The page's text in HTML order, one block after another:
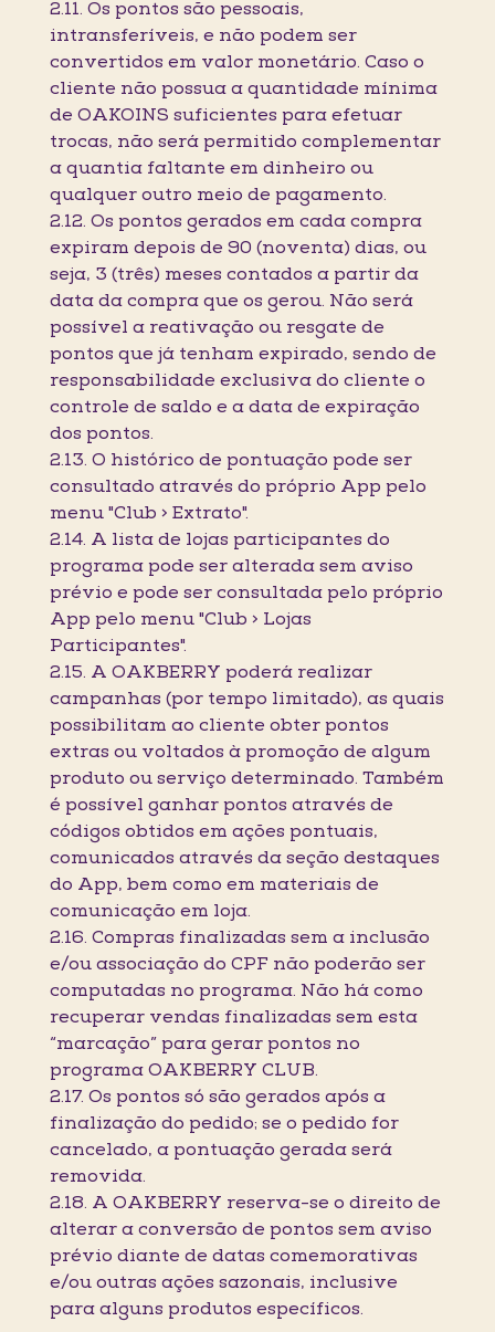
2.11. Os pontos são pessoais,
intransferíveis, e não podem ser
convertidos em valor monetário. Caso o
cliente não possua a quantidade mínima
de OAKOINS suficientes para efetuar
trocas, não será permitido complementar
a quantia faltante em dinheiro ou
qualquer outro meio de pagamento.
2.12. Os pontos gerados em cada compra
expiram depois de 90 (noventa) dias, ou
seja, 3 (três) meses contados a partir da
data da compra que os gerou. Não será
possível a reativação ou resgate de
pontos que já tenham expirado, sendo de
responsabilidade exclusiva do cliente o
controle de saldo e a data de expiração
dos pontos.
2.13. O histórico de pontuação pode ser
consultado através do próprio App pelo
menu "Club > Extrato".
2.14. A lista de lojas participantes do
programa pode ser alterada sem aviso
prévio e pode ser consultada pelo próprio
App pelo menu "Club > Lojas
Participantes".
2.15. A OAKBERRY poderá realizar
campanhas (por tempo limitado), as quais
possibilitam ao cliente obter pontos
extras ou voltados à promoção de algum
produto ou serviço determinado. Também
é possível ganhar pontos através de
códigos obtidos em ações pontuais,
comunicados através da seção destaques
do App, bem como em materiais de
comunicação em loja.
2.16. Compras finalizadas sem a inclusão
e/ou associação do CPF não poderão ser
computadas no programa. Não há como
recuperar vendas finalizadas sem esta
“marcação” para gerar pontos no
programa OAKBERRY CLUB.
2.17. Os pontos só são gerados após a
finalização do pedido; se o pedido for
cancelado, a pontuação gerada será
removida.
2.18. A OAKBERRY reserva-se o direito de
alterar a conversão de pontos sem aviso
prévio diante de datas comemorativas
e/ou outras ações sazonais, inclusive
para alguns produtos específicos.